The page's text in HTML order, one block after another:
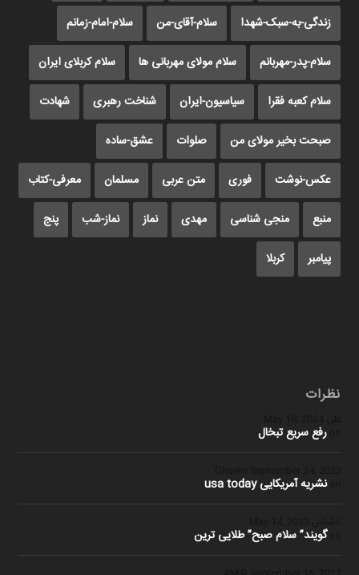
زندگی-به-سبک-شهدا سلام-آقای-من سلام-امام-زمانم
سلام-پدر-مهربانم سلام مولای مهربانی ها سلام کربلای ایران
سلام کعبه فقرا سیاسیون-ایران شناخت رهبری شهادت
صبحت بخیر مولای من صلوات عشق-ساده
عکس-نوشت فوری متن عربی مسلمان معرفی-کتاب
منبع منجی شناسی مهدی نماز نماز-شب پنج
پیامبر کربلا
نظرات
علی
رفع سریع تبخال
نشریه آمریکایی usa today
گویند” سلام صبح” طلایی ترین